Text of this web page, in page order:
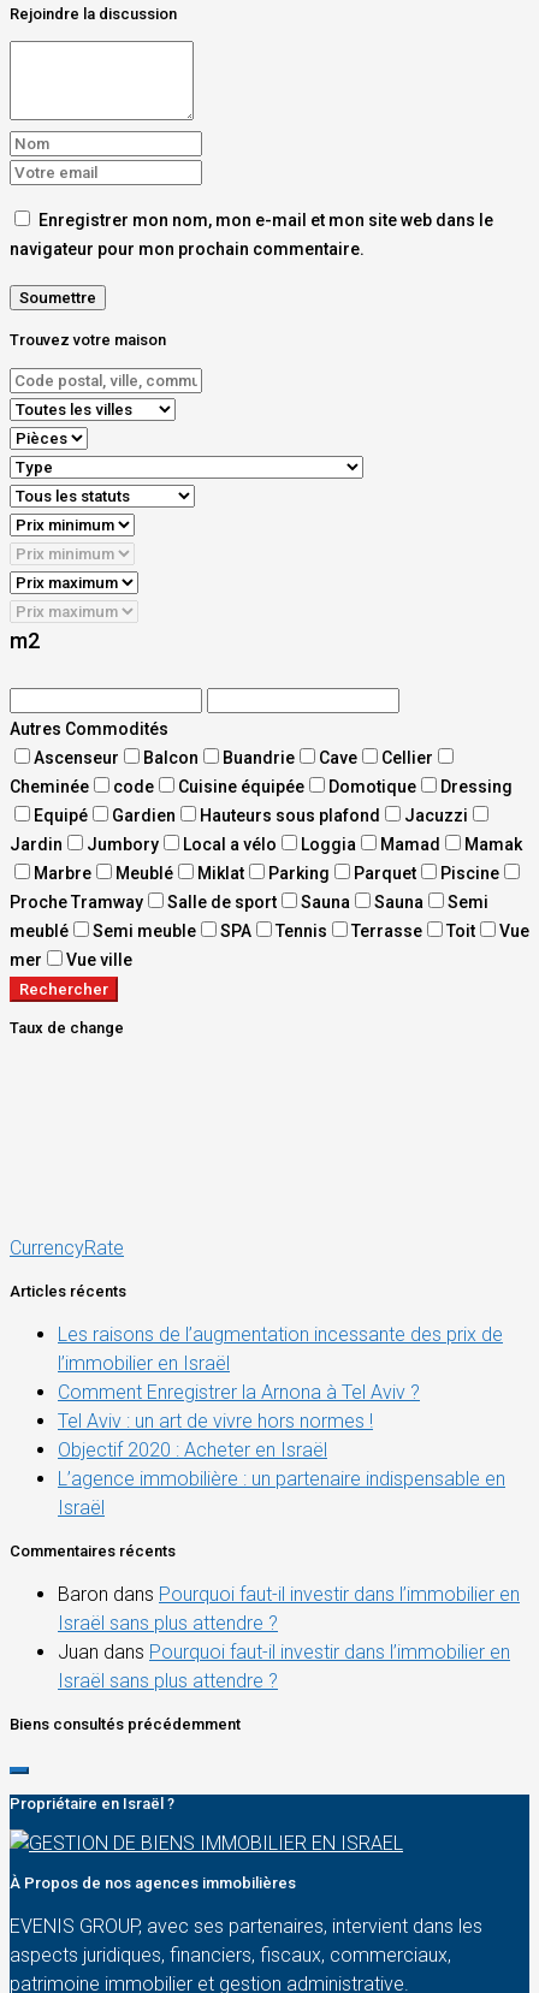
Rejoindre la discussion
Enregistrer mon nom, mon e-mail et mon site web dans le
navigateur pour mon prochain commentaire.
Trouvez votre maison
m2
Autres Commodités
Ascenseur
Balcon Buandrie Cave
Cellier
Cheminée
code Cuisine équipée Domotique
Dressing
Equipé
Gardien Hauteurs sous plafond
Jacuzzi
Jardin
Jumbory Local a vélo Loggia Mamad
Mamak
Marbre
Meublé Miklat Parking Parquet
Piscine
Proche Tramway
Salle de sport Sauna Sauna
Semi
meublé
Semi meuble SPA Tennis Terrasse Toit
Vue
mer
Vue ville
Rechercher
Taux de change
CurrencyRate
Articles récents
Les raisons de l’augmentation incessante des prix de
l’immobilier en Israël
Comment Enregistrer la Arnona à Tel Aviv ?
Tel Aviv : un art de vivre hors normes !
Objectif 2020 : Acheter en Israël
L’agence immobilière : un partenaire indispensable en
Israël
Commentaires récents
Baron dans Pourquoi faut-il investir dans l’immobilier en
Israël sans plus attendre ?
Juan dans Pourquoi faut-il investir dans l’immobilier en
Israël sans plus attendre ?
Biens consultés précédemment
Propriétaire en Israël ?
À Propos de nos agences immobilières
EVENIS GROUP, avec ses partenaires, intervient dans les
aspects juridiques, financiers, fiscaux, commerciaux,
patrimoine immobilier et gestion administrative.